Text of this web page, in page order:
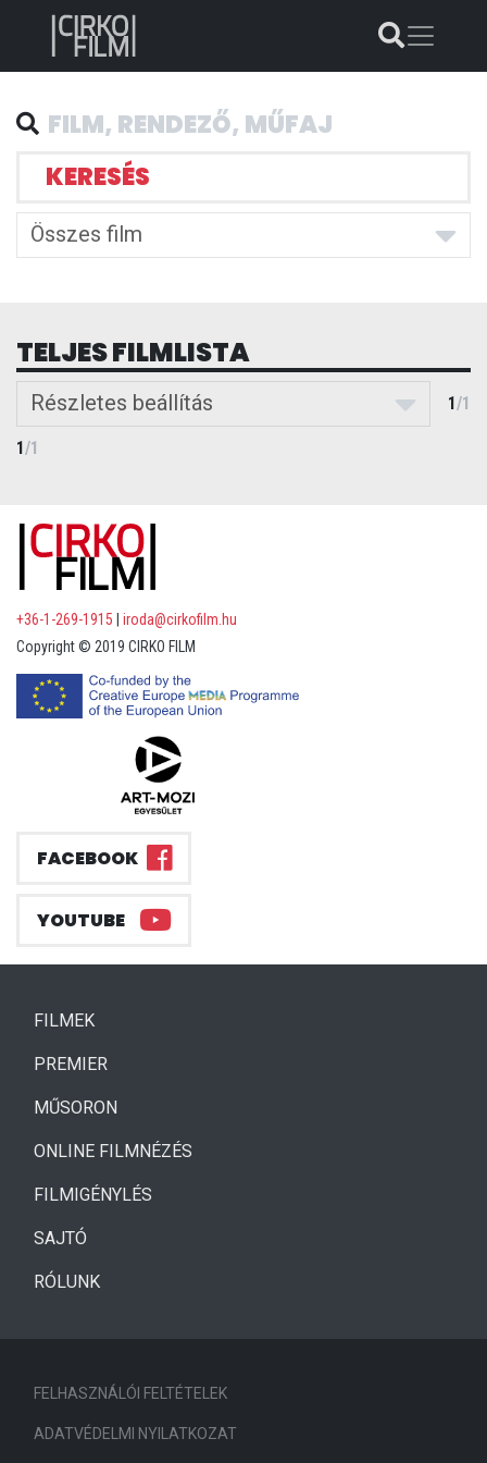
KERESÉS
Összes film
TELJES FILMLISTA
Részletes beállítás 1/1
1/1
+36-1-269-1915
iroda@cirkofilm.hu
Copyright © 2019 CIRKO FILM
FACEBOOK
YOUTUBE
FILMEK(CURRENT)
PREMIER
MŰSORON
ONLINE FILMNÉZÉS
FILMIGÉNYLÉS
SAJTÓ
RÓLUNK
FELHASZNÁLÓI FELTÉTELEK
ADATVÉDELMI NYILATKOZAT